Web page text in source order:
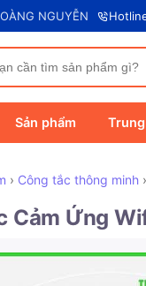
NGUYỄN
Sản phẩm
› Công tắc thông minh ›
Cảm Ứng